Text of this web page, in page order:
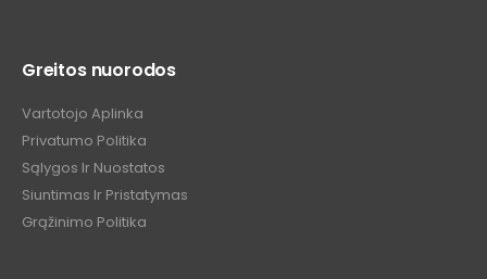
Greitos nuorodos
Vartotojo Aplinka
Privatumo Politika
Sąlygos Ir Nuostatos
Siuntimas Ir Pristatymas
Grąžinimo Politika